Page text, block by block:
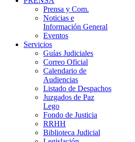
Prensa y Com.
Noticias e
Información General
Eventos
Servicios
Guías Judiciales
Correo Oficial
Calendario de
Audiencias
Listado de Despachos
Juzgados de Paz
Lego
Fondo de Justicia
RRHH
Biblioteca Judicial